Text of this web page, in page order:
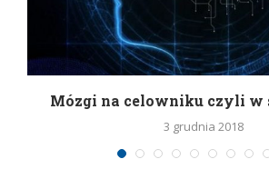
Mózgi na celowniku czyli w
3 grudnia 2018